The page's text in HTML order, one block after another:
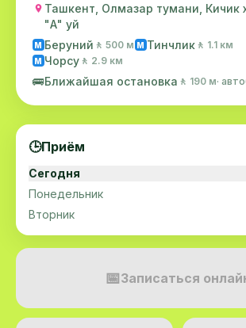
Ташкент, Олмазар тумани, Кичик
"А" уй
M Беруний 🚶 500 м M Тинчлик 🚶 1.1 км
M Чорсу 🚶 2.9 км
🚌Ближайшая остановка 🚶 190 м·
🕒Приём
Сегодня
Понедельник
Вторник
📅Записаться